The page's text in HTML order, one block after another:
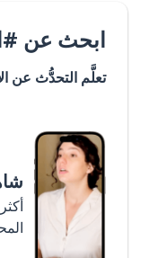
ابحث عن
تعلَّم التحدُّث عن